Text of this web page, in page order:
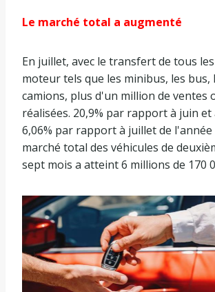
Le marché total a augmenté
En juillet, avec le transfert de tous
moteur tels que les minibus, les bus,
camions, plus d'un million de ventes
réalisées. 20,9% par rapport à juin
6,06% par rapport à juillet de l'année
marché total des véhicules de
sept mois a atteint 6 millions de 170